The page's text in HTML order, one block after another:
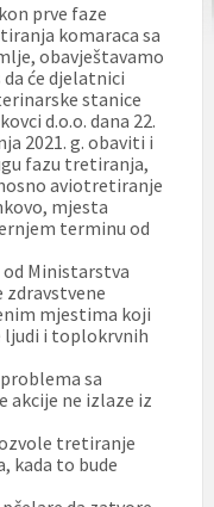
prve faze
komaraca sa
obavještavamo
da će djelatnici
stanice
d.o.o. dana 22.
2021. g. obaviti i
fazu tretiranja,
aviotretiranje
mjesta
terminu od
Ministarstva
zdravstvene
mjestima koji
ljudi i toplokrvnih
sa
akcije ne izlaze iz
tretiranje
kada to bude